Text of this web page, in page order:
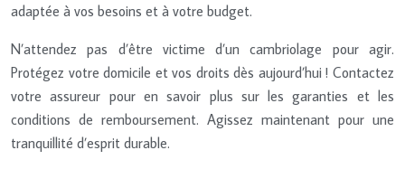
adaptée à vos besoins et à votre budget.
N’attendez pas d’être victime d’un cambriolage pour agir.
Protégez votre domicile et vos droits dès aujourd’hui ! Contactez
votre assureur pour en savoir plus sur les garanties et les
conditions de remboursement. Agissez maintenant pour une
tranquillité d’esprit durable.